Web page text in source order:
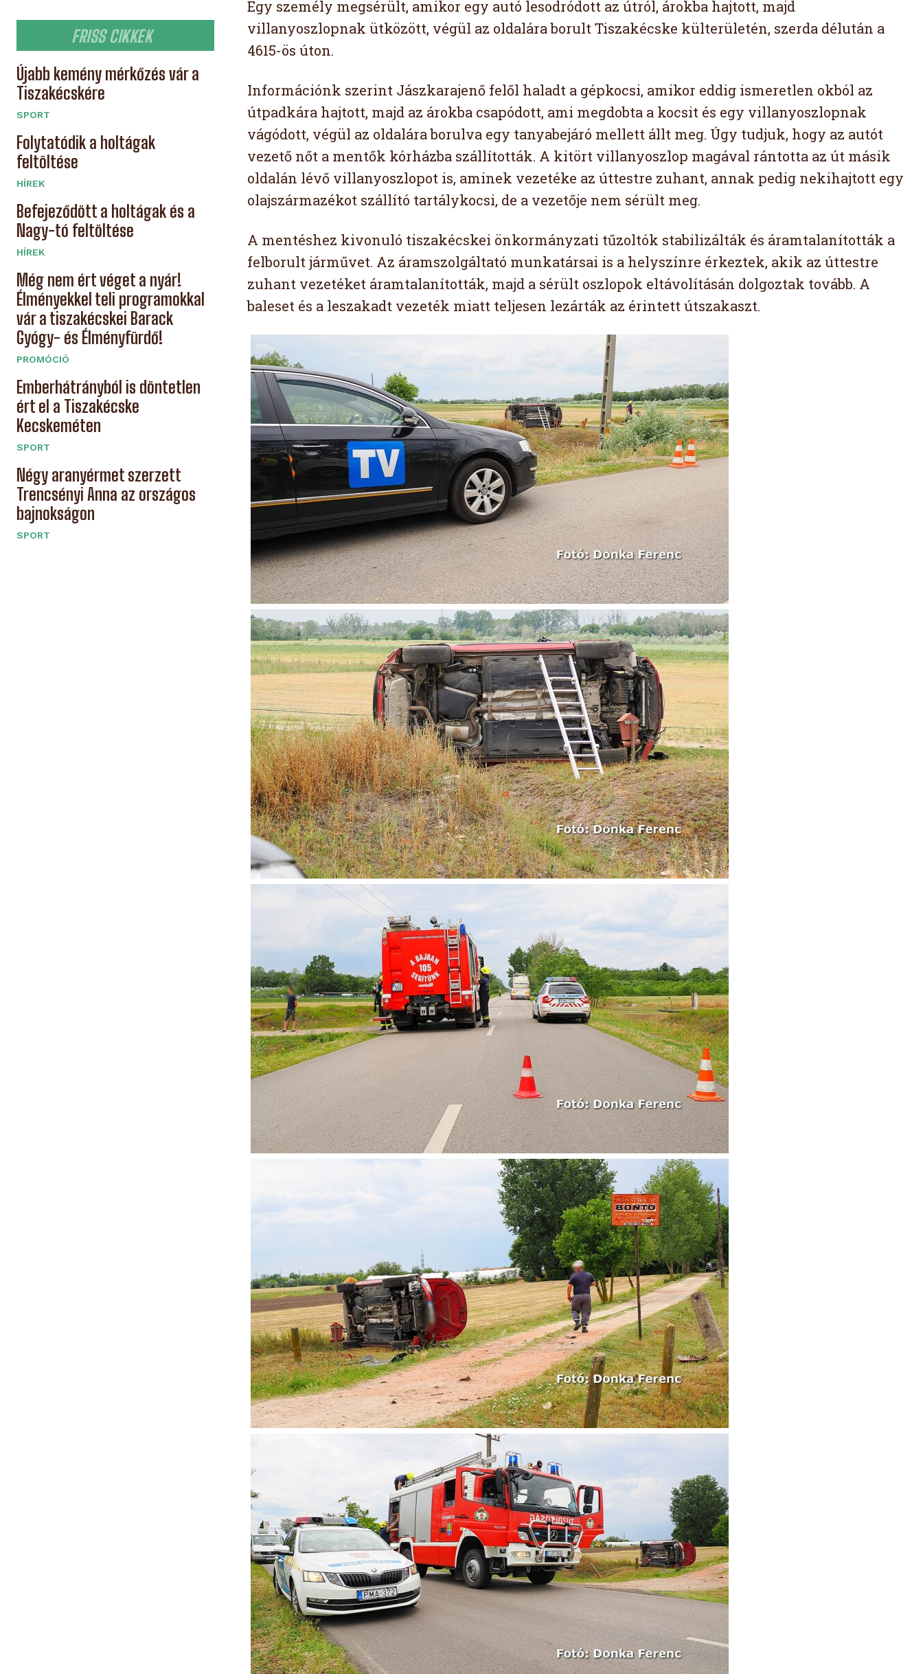
FRISS CIKKEK
Újabb kemény mérkőzés vár a
Tiszakécskére
SPORT
Folytatódik a holtágak
feltöltése
HÍREK
Befejeződött a holtágak és a
Nagy-tó feltöltése
HÍREK
Még nem ért véget a nyár!
Élményekkel teli programokkal
vár a tiszakécskei Barack
Gyógy- és Élményfürdő!
PROMÓCIÓ
Emberhátrányból is döntetlen
ért el a Tiszakécske
Kecskeméten
SPORT
Négy aranyérmet szerzett
Trencsényi Anna az országos
bajnokságon
SPORT
Egy személy megsérült, amikor egy autó lesodródott az útról, árokba hajtott, majd
villanyoszlopnak ütközött, végül az oldalára borult Tiszakécske külterületén, szerda délután a
4615-ös úton.
Információnk szerint Jászkarajenő felől haladt a gépkocsi, amikor eddig ismeretlen okból az
útpadkára hajtott, majd az árokba csapódott, ami megdobta a kocsit és egy villanyoszlopnak
vágódott, végül az oldalára borulva egy tanyabejáró mellett állt meg. Úgy tudjuk, hogy az autót
vezető nőt a mentők kórházba szállították. A kitört villanyoszlop magával rántotta az út másik
oldalán lévő villanyoszlopot is, aminek vezetéke az úttestre zuhant, annak pedig nekihajtott egy
olajszármazékot szállító tartálykocsi, de a vezetője nem sérült meg.
A mentéshez kivonuló tiszakécskei önkormányzati tűzoltók stabilizálták és áramtalanították a
felborult járművet. Az áramszolgáltató munkatársai is a helyszínre érkeztek, akik az úttestre
zuhant vezetéket áramtalanították, majd a sérült oszlopok eltávolításán dolgoztak tovább. A
baleset és a leszakadt vezeték miatt teljesen lezárták az érintett útszakaszt.